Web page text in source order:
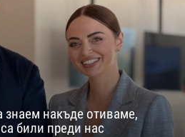
накъде отиваме,
били преди нас